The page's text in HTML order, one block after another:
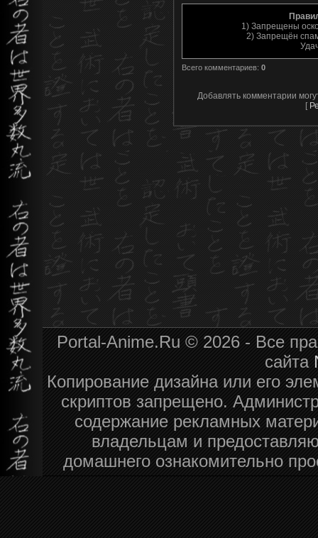
1) Запрещены
2) Запрещён
Всего комментариев: 0
Добавлять комментарии
[
Portal-Anime.Ru © 2026 - Все
сайта
Копирование дизайна или его
скриптов запрещено.
содержание рекламных
владельцам и
домашнего ознакомительно